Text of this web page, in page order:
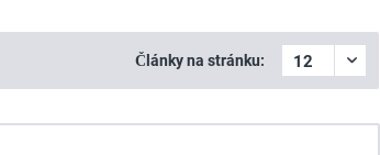
Články na stránku: